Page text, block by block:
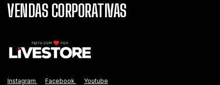
VENDAS CORPORATIVAS
Instagram Facebook Youtube